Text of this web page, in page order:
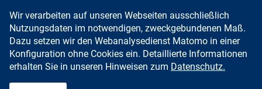
Zum Inhalt springen
Wir verarbeiten auf unseren Webseiten ausschließlich
Nutzungsdaten im notwendigen, zweckgebundenen Maß.
Dazu setzen wir den Webanalysedienst Matomo in einer
Konfiguration ohne Cookies ein. Detaillierte Informationen
erhalten Sie in unseren Hinweisen zum Datenschutz.